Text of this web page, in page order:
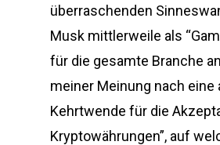
überraschenden
Musk mittlerweile als
für die gesamte Branche
meiner Meinung nach eine
Kehrtwende für die
Kryptowährungen”, auf